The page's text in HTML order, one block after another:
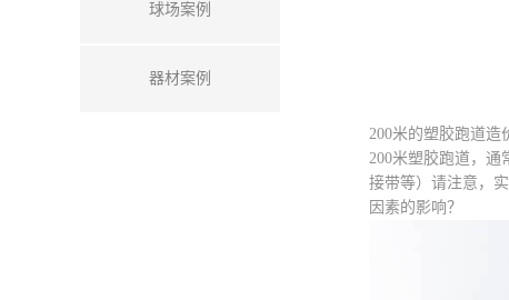
球场案例
器材案例
200米的塑胶跑道造
200米塑胶跑道，
接带等）请注意，
因素的影响？